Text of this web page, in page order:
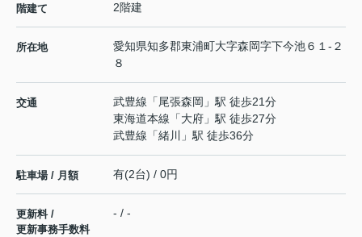
階建て 2階建
所在地 愛知県知多郡東浦町大字森岡字下今池６１-２
８
交通 武豊線 「尾張森岡 」駅 徒歩21分
東海道本線 「大府 」駅 徒歩27分
武豊線 「緒川 」駅 徒歩36分
駐車場 / 月額 有(2台) / 0円
更新料 /
更新事務手数料
- / -